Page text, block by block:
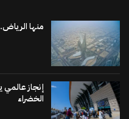
منها
إنجاز
الخضراء